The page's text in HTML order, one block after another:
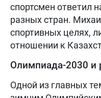
спортсмен ответил
разных стран.
спортивных целях,
отношении к
Олимпиада-2030 и
Одной из главных